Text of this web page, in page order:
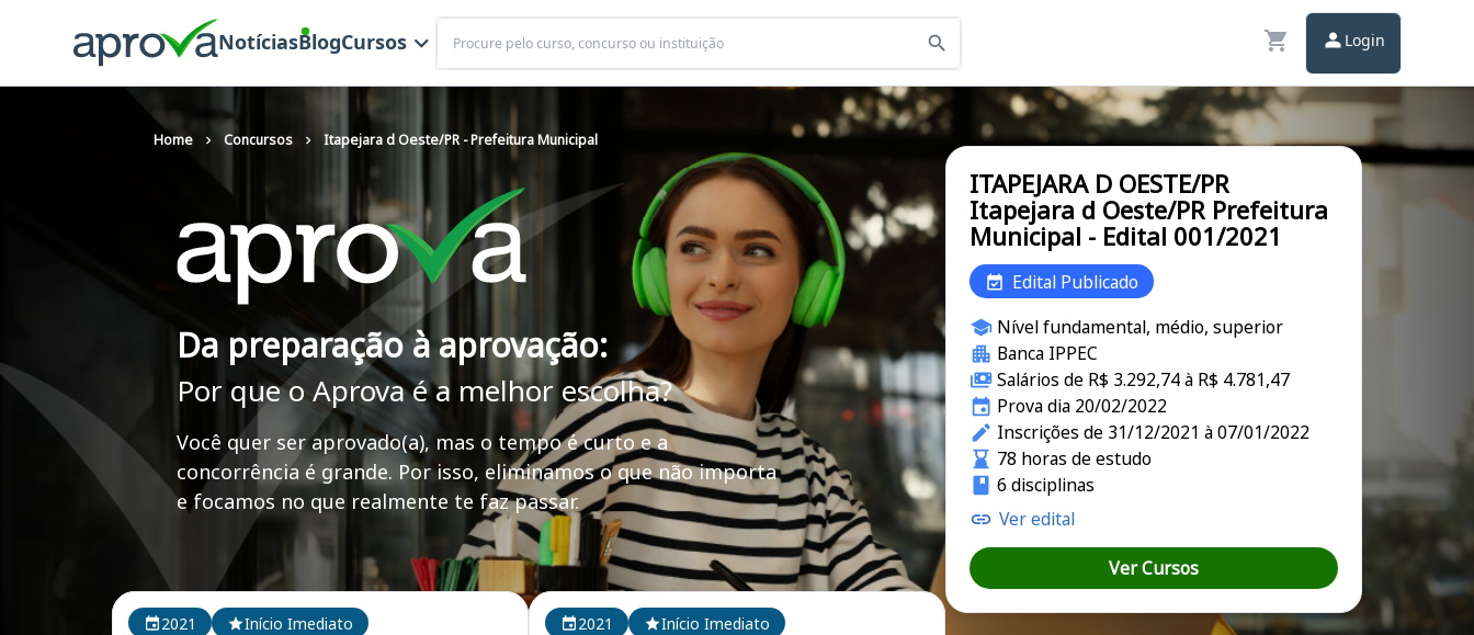
NotíciasBlogCursos
Buscar
Login
Home Concursos Itapejara d Oeste/PR - Prefeitura Municipal
Da preparação à aprovação:
Por que o Aprova é a melhor escolha?
Você quer ser aprovado(a), mas o tempo é curto e a
concorrência é grande. Por isso, eliminamos o que não importa
e focamos no que realmente te faz passar.
Cursos em destaque para passar no concurso
2021
Início Imediato 2021 Início Imediato
ITAPEJARA D OESTE/PR
Itapejara d Oeste/PR Prefeitura
Municipal - Edital 001/2021
Edital Publicado
Nível fundamental, médio, superior
Banca IPPEC
Salários de R$ 3.292,74 à R$ 4.781,47
Prova dia 20/02/2022
Inscrições de 31/12/2021 à 07/01/2022
78 horas de estudo
6 disciplinas
Ver edital
Ver Cursos